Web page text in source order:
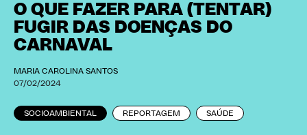
O QUE FAZER PARA (TENTAR)
FUGIR DAS DOENÇAS DO
CARNAVAL
MARIA CAROLINA SANTOS
07/02/2024
SOCIOAMBIENTAL REPORTAGEM SAÚDE